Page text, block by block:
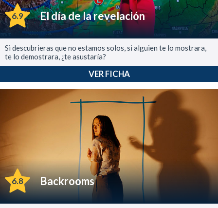
6.9 El día de la revelación
Si descubrieras que no estamos solos, si alguien te lo mostrara,
te lo demostrara, ¿te asustaría?
VER FICHA
6.8 Backrooms